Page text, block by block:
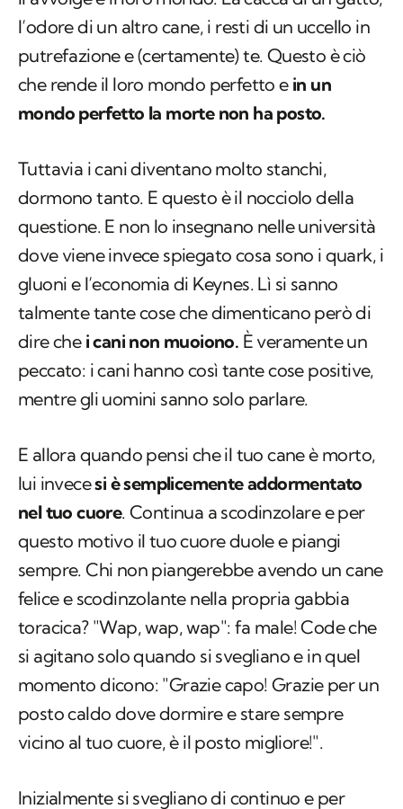
che rende il loro mondo perfetto e in un
mondo perfetto la morte non ha posto.
Tuttavia i cani diventano molto stanchi,
dormono tanto. E questo è il nocciolo della
dove viene invece spiegato cosa sono i quark, i
gluoni e l’economia di Keynes. Lì si sanno
talmente tante cose che dimenticano però di
dire chei cani non muoiono.È veramente un
peccato: i cani hanno così tante cose positive,
mentre gli uomini sanno solo parlare.
E allora quando pensi che il tuo cane è morto,
lui invecesi è semplicemente addormentato
questo motivo il tuo cuore duole e piangi
sempre. Chi non piangerebbe avendo un cane
felice e scodinzolante nella propria gabbia
toracica? "Wap, wap, wap": fa male! Code che
si agitano solo quando si svegliano e in quel
momento dicono: "Grazie capo! Grazie per un
posto caldo dove dormire e stare sempre
vicino al tuo cuore, è il posto migliore!".
Inizialmente si svegliano di continuo e per
questo motivo tu piangi sempre…la loro coda